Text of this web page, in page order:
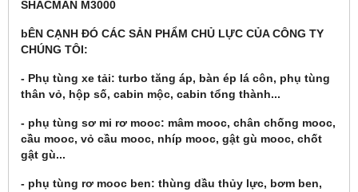
SHACMAN M3000
bÊN CẠNH ĐÓ CÁC SẢN PHẨM CHỦ LỰC CỦA CÔNG TY
CHÚNG TÔI:
- Phụ tùng xe tải: turbo tăng áp, bàn ép lá côn, phụ tùng
thân vỏ, hộp số, cabin mộc, cabin tổng thành...
- phụ tùng sơ mi rơ mooc: mâm mooc, chân chống mooc,
cầu mooc, vỏ cầu mooc, nhíp mooc, gật gù mooc, chốt
gật gù...
- phụ tùng rơ mooc ben: thùng dầu thủy lực, bơm ben,